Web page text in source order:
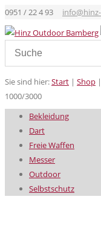
0951 / 22 4 93
Sie sind hier:Start | Shop |
1000/3000
Bekleidung
Dart
Freie Waffen
Messer
Outdoor
Selbstschutz